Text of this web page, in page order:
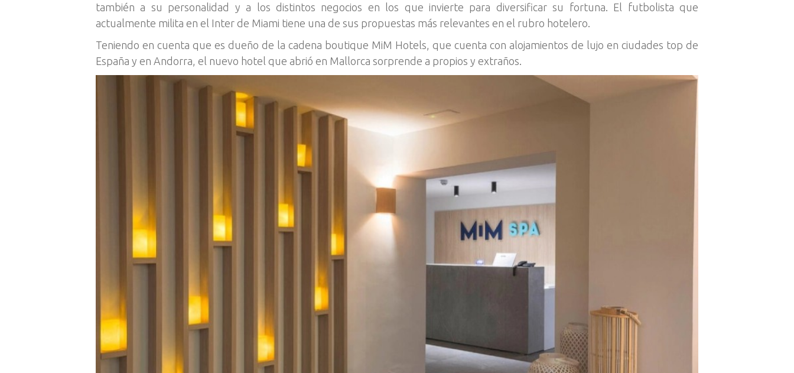
también a su personalidad y a los distintos negocios en los que invierte para diversificar su fortuna. El futbolista que
actualmente milita en el Inter de Miami tiene una de sus propuestas más relevantes en el rubro hotelero.
Teniendo en cuenta que es dueño de la cadena boutique MiM Hotels, que cuenta con alojamientos de lujo en ciudades top de
España y en Andorra, el nuevo hotel que abrió en Mallorca sorprende a propios y extraños.